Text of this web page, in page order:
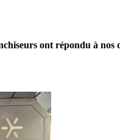
ont répondu à nos